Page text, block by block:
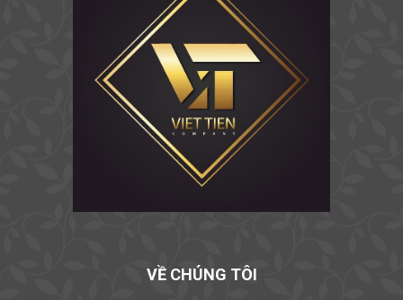
VỀ CHÚNG TÔI